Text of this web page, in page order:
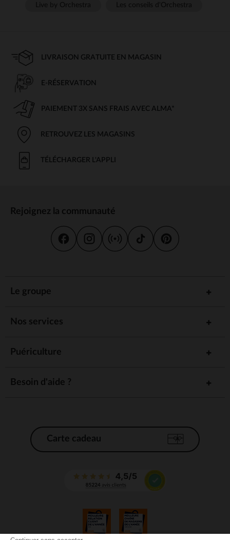
LIVRAISON GRATUITE EN MAGASIN
E-RÉSERVATION
PAIEMENT 3X SANS FRAIS AVEC ALMA*
RETROUVEZ LES MAGASINS
TÉLÉCHARGER L'APPLI
Rejoignez la communauté
Le groupe
Nos services
Puériculture
Besoin d'aide ?
Carte cadeau